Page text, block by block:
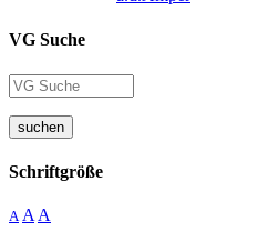
VG Suche
suchen
Schriftgröße
A A A